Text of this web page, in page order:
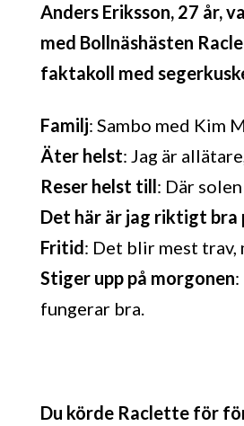
Anders Eriksson, 27 år,
med Bollnäshästen
faktakoll med
Familj: Sambo med Kim
Äter helst: Jag är
Reser helst till: Där
Det här är jag riktigt bra
Fritid: Det blir mest trav,
Stiger upp på morgonen
fungerar bra.
Du körde Raclette för